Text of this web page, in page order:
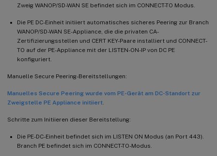
Zweig WANOP/SD-WAN SE befindet sich im CONNECT-TO Modus.
Die PE DC-Einheit initiiert automatisches sicheres Peering zur Branch
WANOP/SD-WAN SE-Appliance, die die privaten CA-
Zertifizierungsstellen und CERT KEY-Paare installiert und CONNECT-
TO auf der PE-Appliance mit der LISTEN-ON-IP von DC PE
konfiguriert.
Manuelle Secure Peering-Bereitstellungen:
Manuelles Secure Peering wurde vom PE-Gerät am DC-Standort zur
Zweigstelle PE Appliance initiiert
Schritte zum Initiieren dieser Bereitstellung:
Die PE-DC-Einheit befindet sich im LISTEN ON Modus (an Port 443).
Branch PE befindet sich im CONNECT-TO-Modus.